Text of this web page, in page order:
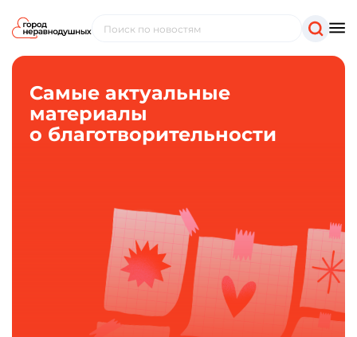
Самые актуальные
материалы
о благотворительности